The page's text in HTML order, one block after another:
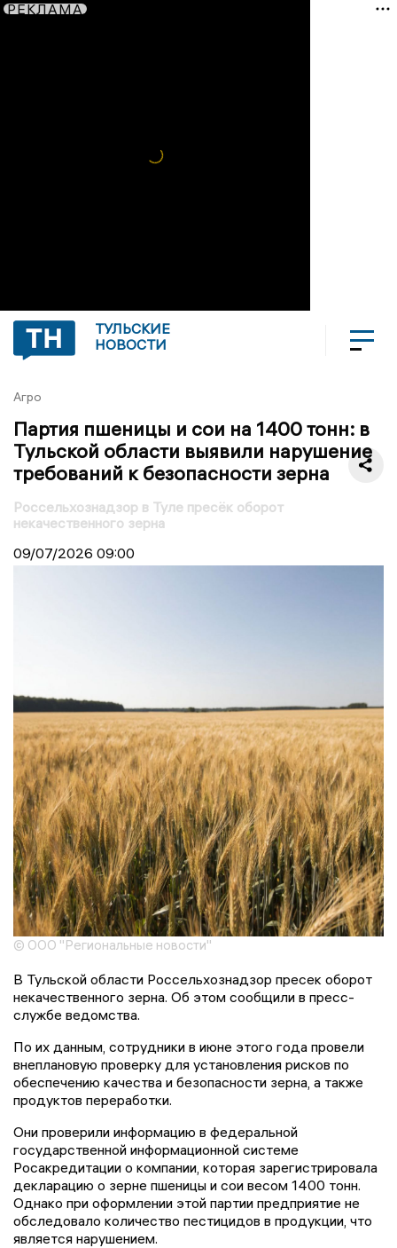
РЕКЛАМА
ТУЛЬСКИЕ
НОВОСТИ
Агро
Партия пшеницы и сои на 1400 тонн: в
Тульской области выявили нарушение
требований к безопасности зерна
Россельхознадзор в Туле пресёк оборот
некачественного зерна
09/07/2026 09:00
© ООО "Региональные новости"
В Тульской области Россельхознадзор пресек оборот
некачественного зерна. Об этом сообщили в пресс-
службе ведомства.
По их данным, сотрудники в июне этого года провели
внеплановую проверку для установления рисков по
обеспечению качества и безопасности зерна, а также
продуктов переработки.
Они проверили информацию в федеральной
государственной информационной системе
Росакредитации о компании, которая зарегистрировала
декларацию о зерне пшеницы и сои весом 1400 тонн.
Однако при оформлении этой партии предприятие не
обследовало количество пестицидов в продукции, что
является нарушением.